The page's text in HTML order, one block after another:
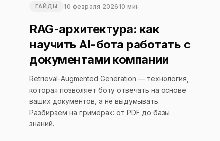
ГАЙДЫ 10 февраля 2026 10 мин
RAG-архитектура: как
научить AI-бота работать с
документами компании
Retrieval-Augmented Generation — технология,
которая позволяет боту отвечать на основе
ваших документов, а не выдумывать.
Разбираем на примерах: от PDF до базы
знаний.